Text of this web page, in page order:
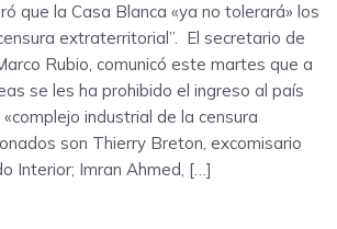
que la Casa Blanca «ya no tolerará» los
extraterritorial”. El secretario de
Rubio, comunicó este martes que a
se les ha prohibido el ingreso al país
industrial de la censura
son Thierry Breton, excomisario
Interior; Imran Ahmed, […]